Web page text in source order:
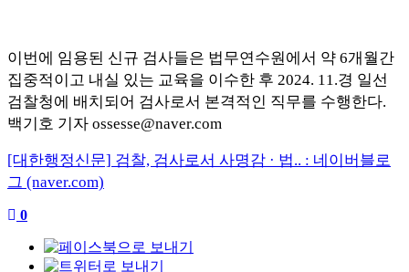
이번에 임용된 신규 검사들은 법무연수원에서 약 6개월간
집중적이고 내실 있는 교육을 이수한 후 2024. 11.경 일선
검찰청에 배치되어 검사로서 본격적인 직무를 수행한다.
백기호 기자 ossesse@naver.com
[대한행정신문] 검찰, 검사로서 사명감 · 법.. : 네이버블로
그 (naver.com)
0